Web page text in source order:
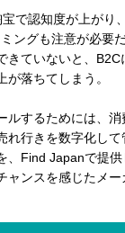
で認知度が上がり
ングも注意が必要
きていないと、B2C
が落ちてしまう。
ルするためには、消
れ行きを数字化し
、Find Japanで提
ャンスを感じたメ